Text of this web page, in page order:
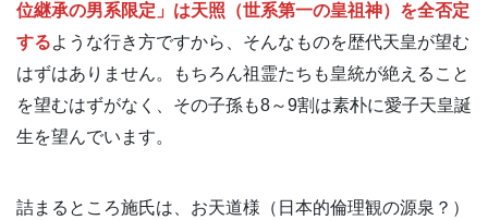
位継承の男系限定」は天照（世系第一の皇祖神）を全否定
するような行き方ですから、そんなものを歴代天皇が望む
はずはありません。もちろん祖霊たちも皇統が絶えること
を望むはずがなく、その子孫も8～9割は素朴に愛子天皇誕
生を望んでいます。
詰まるところ施氏は、お天道様（日本的倫理観の源泉？）